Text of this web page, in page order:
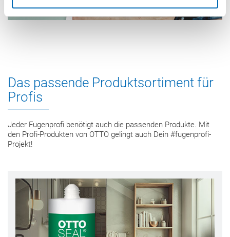
Das passende Produktsortiment für
Profis
Jeder Fugenprofi benötigt auch die passenden Produkte. Mit
den Profi-Produkten von OTTO gelingt auch Dein #fugenprofi-
Projekt!